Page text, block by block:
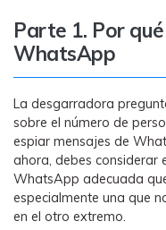
iOS y
Parte 1. Por
WhatsApp
La desgarradora
sobre el número de
espiar mensajes de
ahora, debes considerar
WhatsApp adecuada
especialmente una que
en el otro extremo.